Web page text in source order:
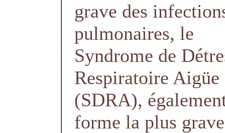
grave des
pulmonaires, le
Syndrome de
Respiratoire Aigüe
(SDRA),
forme la plus